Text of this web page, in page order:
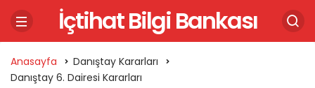
İçtihat Bilgi Bankası
Anasayfa
Danıştay Kararları
Danıştay 6. Dairesi Kararları